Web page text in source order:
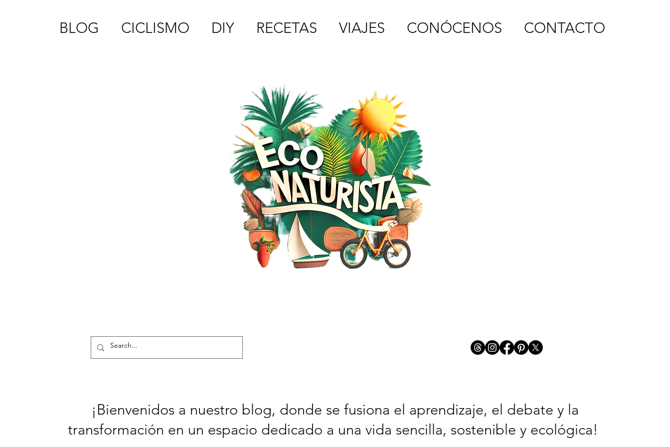
BLOG CICLISMO DIY RECETAS VIAJES CONÓCENOS CONTACTO
¡Bienvenidos a nuestro blog, donde se fusiona el aprendizaje, el debate y la
transformación en un espacio dedicado a una vida sencilla, sostenible y ecológica!